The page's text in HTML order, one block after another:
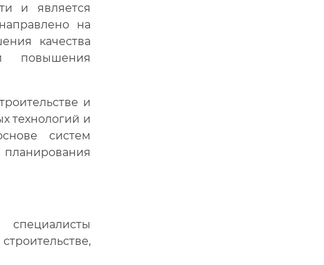
и является
на
качества
повышения
и
технологий и
систем
планирования